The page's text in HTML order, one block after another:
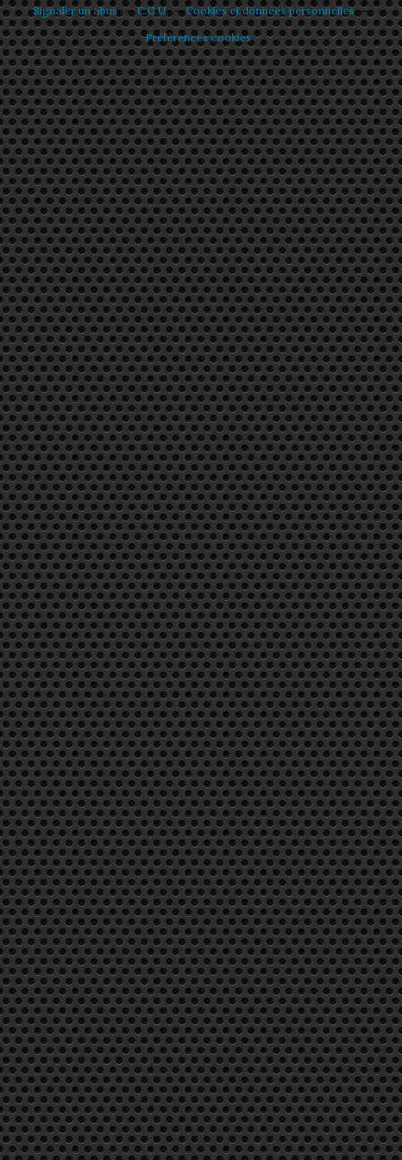
Signaler un abus C.G.U.
Cookies et données personnelles
Préférences cookies